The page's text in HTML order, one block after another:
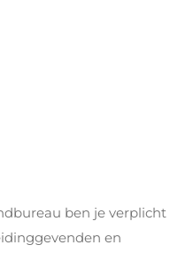
ben je verplicht
en